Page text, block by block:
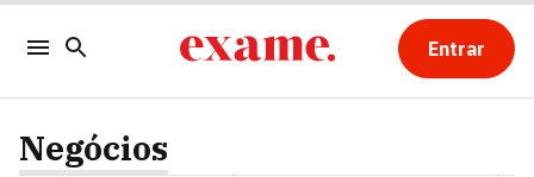
Entrar
Negócios